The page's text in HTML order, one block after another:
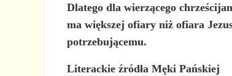
Dlatego dla wierzącego
ma większej ofiary niż ofiara
potrzebującemu.
Literackie źródła Męki Pańskiej